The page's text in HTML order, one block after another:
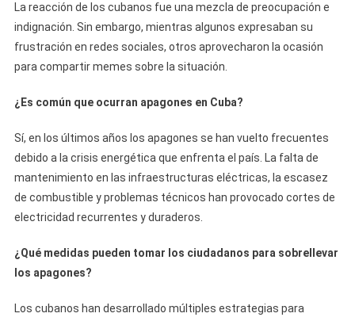
La reacción de los cubanos fue una mezcla de preocupación e
indignación. Sin embargo, mientras algunos expresaban su
frustración en redes sociales, otros aprovecharon la ocasión
para compartir memes sobre la situación.
¿Es común que ocurran apagones en Cuba?
Sí, en los últimos años los apagones se han vuelto frecuentes
debido a la crisis energética que enfrenta el país. La falta de
mantenimiento en las infraestructuras eléctricas, la escasez
de combustible y problemas técnicos han provocado cortes de
electricidad recurrentes y duraderos.
¿Qué medidas pueden tomar los ciudadanos para sobrellevar
los apagones?
Los cubanos han desarrollado múltiples estrategias para